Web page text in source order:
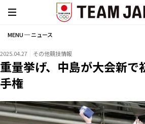
MENU ─ ニュース
2025.04.27 その他競技情報
重量挙げ、中島が大会新で
手権